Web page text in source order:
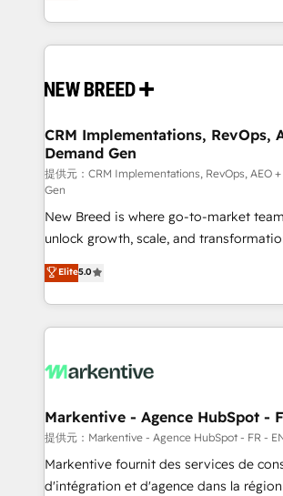
Breeze・Claude等をHubSpotと連携さ
革を、構想から実装・定着までPMOとし
の統合・浸透・変革管理を実行します。 ▸ CMS戦略設
計・構築：リード獲得・CVR・SEOを前
計・導線設計・テンプレート設計を
提供。 ▸ 既存CRM・MAからの移行支援
Marketo・Pardot等からの移行、カスタ
データ移行と活用設計まで。 ▸ AEO対応
ンツとサイト構造を最適化。 🏆 なぜ100incを選ぶの
か？ ✓ HubSpot Eliteパートナー認定 ✓
ード受賞・HUGリーダー ✓
HubSpot大百科 出版 CRM・AI活用に関するご相談、現
せください。
Software) and Point Success Media
making this the official home for all
and system integrations powered by
trainers to drive platform adoption. 📈 Revenue
Generation - Full-funnel marketing and high-
performance advertising via Point
Expert deployment of Breeze AI and
to automate growth. 🏆 Elite Excellence - 8 platform
accreditations and deep HIPAA-
expertise. - A team of 250+ experts dedicated to
your resilient growth.
CRM Implementations, RevOps,
Demand Gen
提供元：CRM Implementations, RevOps, AEO
Gen
New Breed is where go-to-market
unlock growth, scale, and
companies activate HubSpot’s AI-
customer platform and operationalize
Loop Marketing framework through
services, smart agents, and purpose-
results, fast. ⚙️CRM & RevOps: Align all Hubs to your
🎯Demand Gen & ABM: Drive pipeline
ABM, AEO, SEO, & paid media. 👩‍💻Web Design:
Build high-performing websites with UX,
& conversion strategy that drive results.
Elite5.0
Markentive - Agence HubSpot -
提供元：Markentive - Agence HubSpot - FR -
Markentive fournit des services de
d'intégration et d'agence dans la région